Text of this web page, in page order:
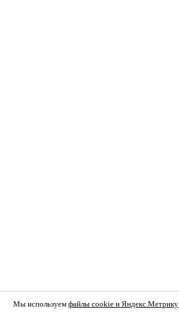
Мы используем файлы cookie и Яндекс.Метрику